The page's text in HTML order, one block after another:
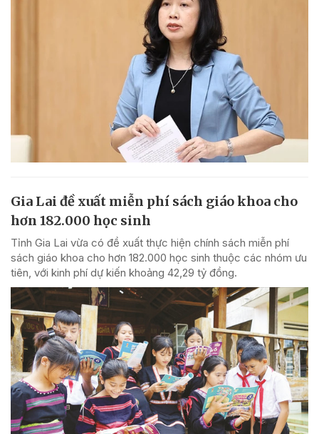
Gia Lai đề xuất miễn phí sách giáo khoa cho
hơn 182.000 học sinh
Tỉnh Gia Lai vừa có đề xuất thực hiện chính sách miễn phí
sách giáo khoa cho hơn 182.000 học sinh thuộc các nhóm ưu
tiên, với kinh phí dự kiến khoảng 42,29 tỷ đồng.